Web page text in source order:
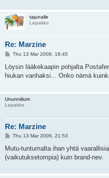
tajunalle
Lepakko
Re: Marzine
P
s
t
Thu 13 Mar 2008, 18:45
Löysin lääkekaapin pohjalta
hiukan vanhaksi... Onko nämä
Ununnilium
Lepakko
Re: Marzine
P
s
Thu 13 Mar 2008, 21:53
Mutu-tuntumalta ihan yhtä
(vaikutuksetompia) kuin brand-nev.